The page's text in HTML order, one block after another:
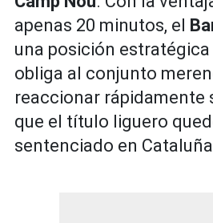
apenas 20 minutos, el
una posición estratégica
obliga al conjunto
reaccionar rápidamente
que el título liguero
sentenciado en